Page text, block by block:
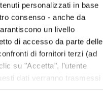
personalizzati in base
consenso - anche da
un livello
di accesso da parte delle
di fornitori terzi (ad
su "Accetta", l'utente
dati verranno trasmessi